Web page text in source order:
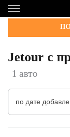
Jetour с
1 авто
по дате